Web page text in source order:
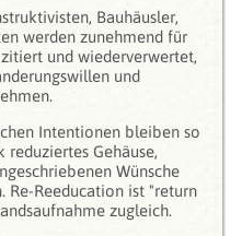
Bauhäusler,
werden zunehmend für
und wiederverwertet,
und
Intentionen bleiben so
Gehäuse,
Wünsche
Re-Reeducation ist "return
zugleich.